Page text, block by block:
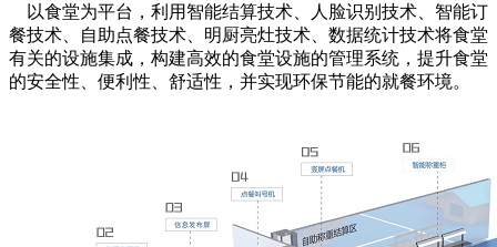
以食堂为平台，利用智能结算技术、人脸识别技术、智能订
餐技术、自助点餐技术、明厨亮灶技术、数据统计技术将食堂
有关的设施集成，构建高效的食堂设施的管理系统，提升食堂
的安全性、便利性、舒适性，并实现环保节能的就餐环境。